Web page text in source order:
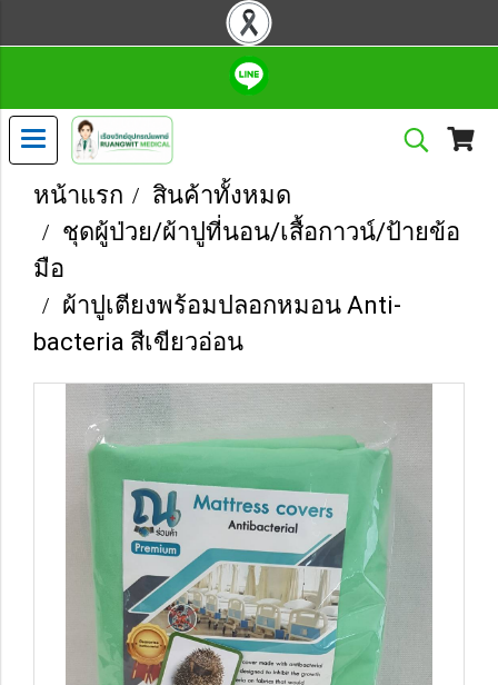
หน้าแรก
สินค้าทั้งหมด
ชุดผู้ป่วย/ผ้าปูที่นอน/เสื้อกาวน์/ป้ายข้อ
มือ
ผ้าปูเตียงพร้อมปลอกหมอน Anti-
bacteria สีเขียวอ่อน